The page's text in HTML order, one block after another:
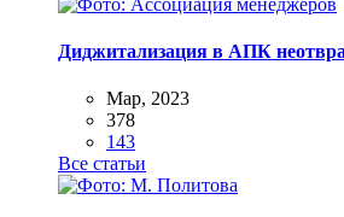
Диджитализация в АПК
Мар, 2023
378
143
Все статьи